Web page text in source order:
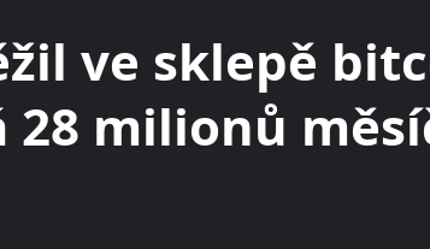
ve sklepě
28 milionů